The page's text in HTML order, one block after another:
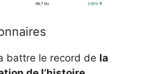
battre le record de la